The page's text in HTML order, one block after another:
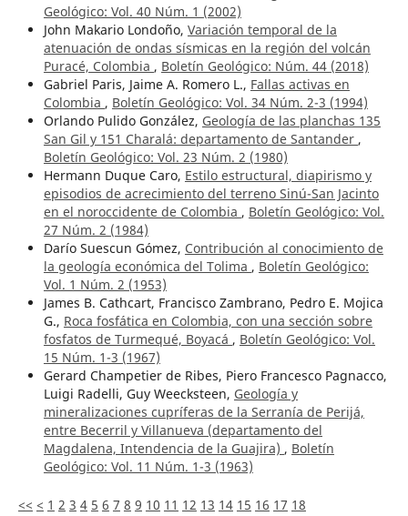
Geológico: Vol. 40 Núm. 1 (2002)
John Makario Londoño, Variación temporal de la
atenuación de ondas sísmicas en la región del volcán
Puracé, Colombia , Boletín Geológico: Núm. 44 (2018)
Gabriel Paris, Jaime A. Romero L., Fallas activas en
Colombia , Boletín Geológico: Vol. 34 Núm. 2-3 (1994)
Orlando Pulido González, Geología de las planchas 135
San Gil y 151 Charalá: departamento de Santander ,
Boletín Geológico: Vol. 23 Núm. 2 (1980)
Hermann Duque Caro, Estilo estructural, diapirismo y
episodios de acrecimiento del terreno Sinú-San Jacinto
en el noroccidente de Colombia , Boletín Geológico: Vol.
27 Núm. 2 (1984)
Darío Suescun Gómez, Contribución al conocimiento de
la geología económica del Tolima , Boletín Geológico:
Vol. 1 Núm. 2 (1953)
James B. Cathcart, Francisco Zambrano, Pedro E. Mojica
G., Roca fosfática en Colombia, con una sección sobre
fosfatos de Turmequé, Boyacá , Boletín Geológico: Vol.
15 Núm. 1-3 (1967)
Gerard Champetier de Ribes, Piero Francesco Pagnacco,
Luigi Radelli, Guy Weecksteen, Geología y
mineralizaciones cupríferas de la Serranía de Perijá,
entre Becerril y Villanueva (departamento del
Magdalena, Intendencia de la Guajira) , Boletín
Geológico: Vol. 11 Núm. 1-3 (1963)
<< < 1 2 3 4 5 6 7 8 9 10 11 12 13 14 15 16 17 18